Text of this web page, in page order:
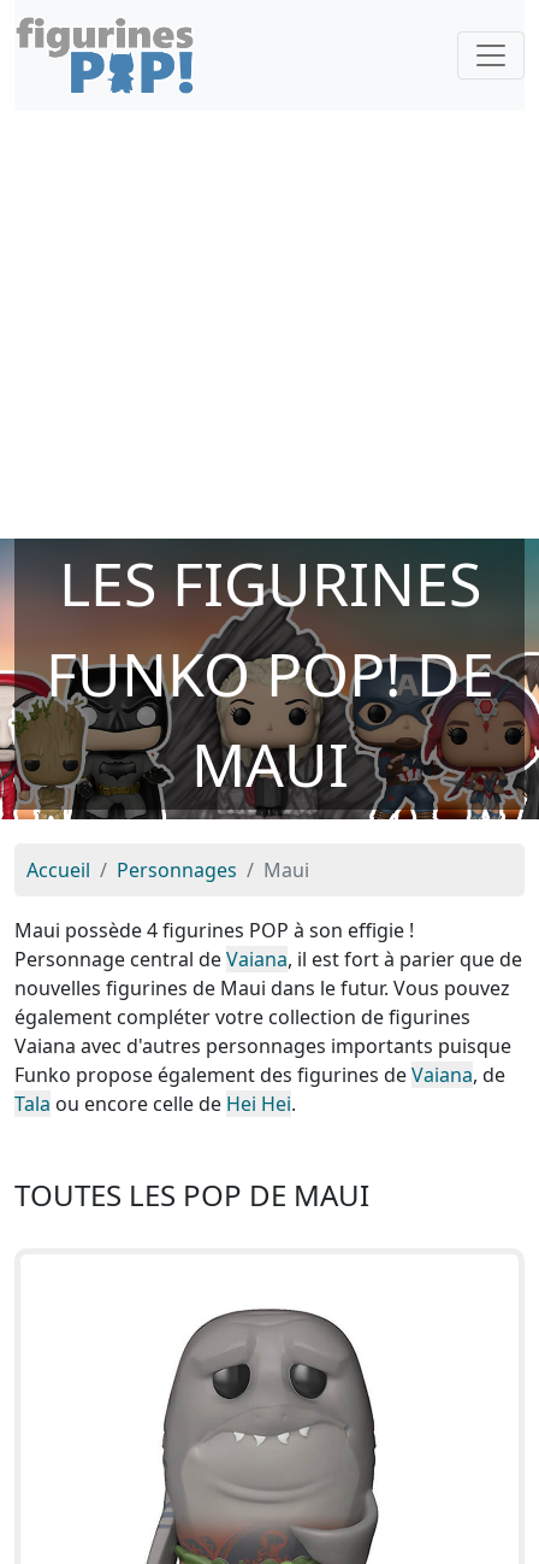
LES FIGURINES
FUNKO POP! DE
MAUI
Accueil Personnages Maui
Maui possède 4 figurines POP à son effigie !
Personnage central deVaiana, il est fort à parier que de
nouvelles figurines de Maui dans le futur. Vous pouvez
également compléter votre collection de figurines
Vaiana avec d'autres personnages importants puisque
Funko propose également des figurines deVaiana, de
Tala ou encore celle de Hei Hei.
TOUTES LES POP DE MAUI